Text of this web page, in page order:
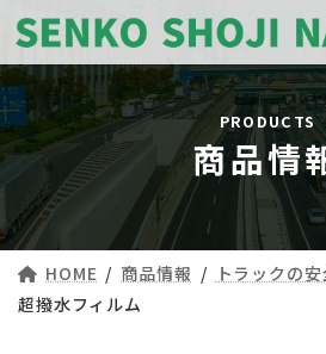
ン
ツ
へ
ス
キ
ー
シ
ョ
ン
に
商品情
HOME 商品情報
トラックの
超撥水フィルム